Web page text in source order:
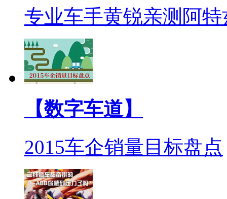
专业车手黄锐亲测阿特
【数字车道】
2015车企销量目标盘点